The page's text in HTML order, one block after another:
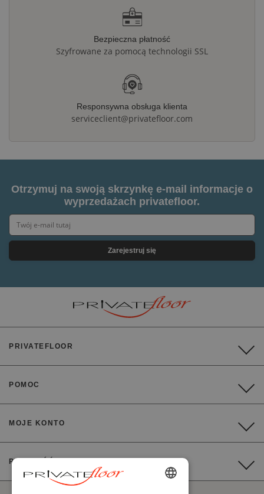
Bezpieczna płatność
Szyfrowane za pomocą technologii SSL
Responsywna obsługa klienta
serviceclient@privatefloor.com
Otrzymuj na swoją skrzynkę e-mail informacje o
wyprzedażach privatefloor.
Zarejestruj się
PRIVATEFLOOR
POMOC
MOJE KONTO
PŁATNOŚĆ